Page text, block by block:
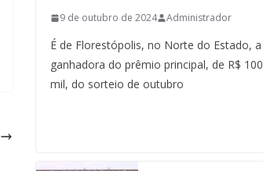
9 de outubro de 2024 Administrador
É de Florestópolis, no Norte do Estado, a
ganhadora do prêmio principal, de R$ 100
mil, do sorteio de outubro